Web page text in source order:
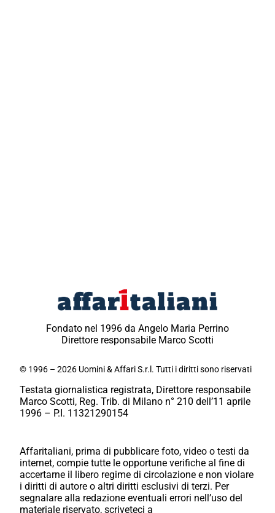
Fondato nel 1996 da Angelo Maria Perrino
Direttore responsabile Marco Scotti
© 1996 – 2026 Uomini & Affari S.r.l. Tutti i diritti sono riservati
Testata giornalistica registrata, Direttore responsabile
Marco Scotti, Reg. Trib. di Milano n° 210 dell’11 aprile
1996 – P.I. 11321290154
Affaritaliani, prima di pubblicare foto, video o testi da
internet, compie tutte le opportune verifiche al fine di
accertarne il libero regime di circolazione e non violare
i diritti di autore o altri diritti esclusivi di terzi. Per
segnalare alla redazione eventuali errori nell’uso del
materiale riservato, scriveteci a